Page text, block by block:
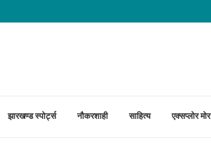
आरोपियों का पता...
झारखण्ड स्पोर्ट्स नौकरशाही साहित्य एक्सप्लोर मोर